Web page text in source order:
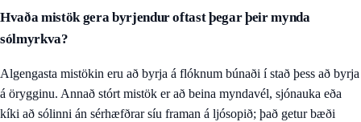
Hvaða mistök gera byrjendur oftast þegar þeir mynda
sólmyrkva?
Algengasta mistökin eru að byrja á flóknum búnaði í stað þess að byrja
á örygginu. Annað stórt mistök er að beina myndavél, sjónauka eða
kíki að sólinni án sérhæfðrar síu framan á ljósopið; það getur bæði